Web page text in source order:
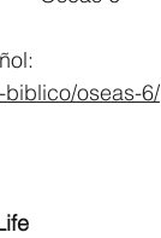
oseas-6/